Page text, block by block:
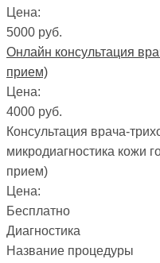
Цена:
5000 руб.
Онлайн консультация
прием)
Цена:
4000 руб.
Консультация врача-
микродиагностика кожи
прием)
Цена:
Бесплатно
Диагностика
Название процедуры